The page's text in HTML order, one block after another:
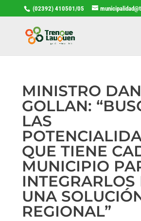
(02392) 410501/05
MINISTRO
GOLLAN:
LAS
QUE TIENE
MUNICIPIO
INTEGRARLOS
UNA
REGIONAL”